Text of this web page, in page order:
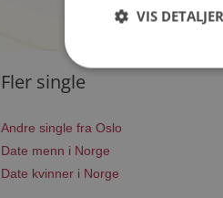
Fler single
Andre single fra Oslo
Date menn i Norge
Date kvinner i Norge
VIS DETALJER